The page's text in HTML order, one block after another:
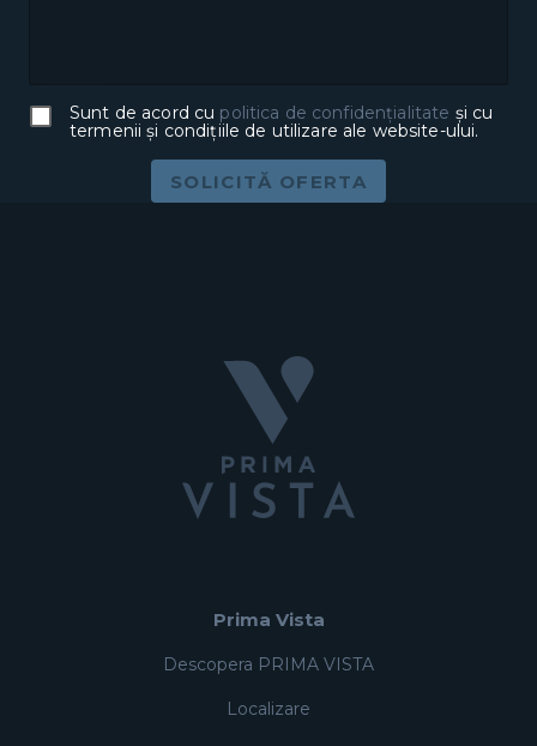
Sunt de acord cu politica de confidențialitate și cu
termenii și condițiile de utilizare ale website-ului.
SOLICITĂ OFERTA
Prima Vista
Descopera PRIMA VISTA
Localizare